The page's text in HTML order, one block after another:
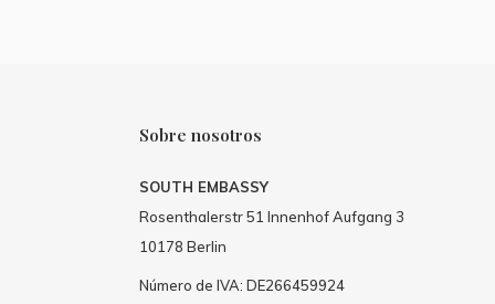
Sobre nosotros
SOUTH EMBASSY
Rosenthalerstr 51 Innenhof Aufgang 3
10178 Berlin
Número de IVA: DE266459924